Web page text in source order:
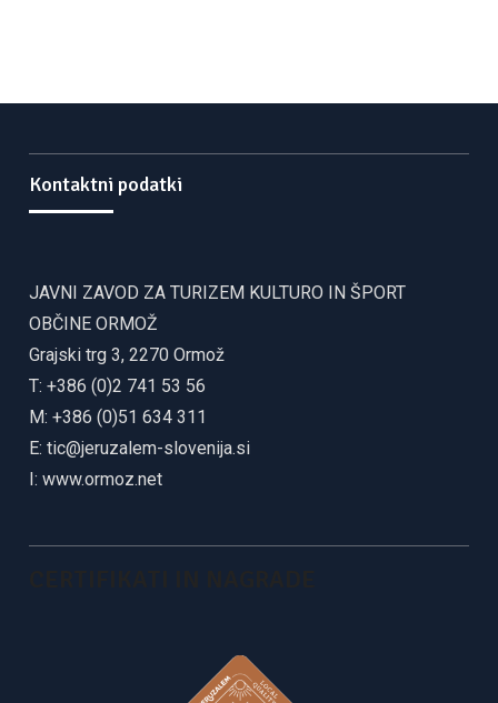
Kontaktni podatki
JAVNI ZAVOD ZA TURIZEM KULTURO IN ŠPORT
OBČINE ORMOŽ
Grajski trg 3, 2270 Ormož
T: +386 (0)2 741 53 56
M: +386 (0)51 634 311
E:tic@jeruzalem-slovenija.si
I:www.ormoz.net